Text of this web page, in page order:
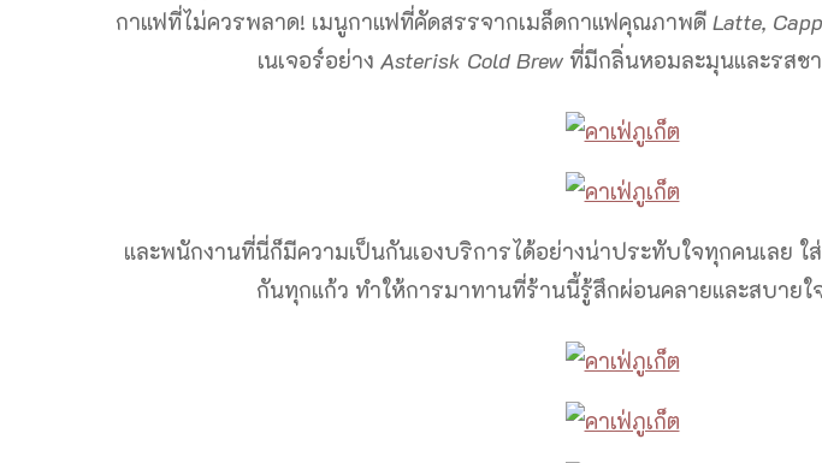
กาแฟที่ไม่ควรพลาด! เมนูกาแฟที่คัดสรรจากเมล็ดกาแฟคุณภาพดี Latte,
เนเจอร์อย่าง Asterisk Cold Brewที่มีกลิ่นหอมละมุนและรสช
และพนักงานที่นี่ก็มีความเป็นกันเองบริการได้อย่างน่าประทับใจทุกคนเลย ใ
กันทุกแก้ว ทำให้การมาทานที่ร้านนี้รู้สึกผ่อนคลายและสบายใ